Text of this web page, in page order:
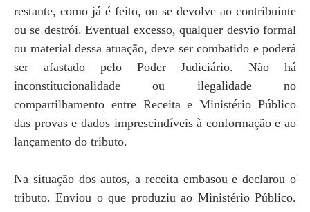
restante, como já é feito, ou se devolve ao contribuinte
ou se destrói. Eventual excesso, qualquer desvio formal
ou material dessa atuação, deve ser combatido e poderá
ser afastado pelo Poder Judiciário. Não há
inconstitucionalidade ou ilegalidade no
compartilhamento entre Receita e Ministério Público
das provas e dados imprescindíveis à conformação e ao
lançamento do tributo.
Na situação dos autos, a receita embasou e declarou o
tributo. Enviou o que produziu ao Ministério Público.